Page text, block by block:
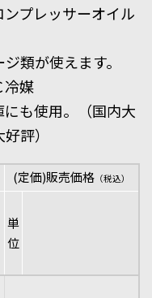
プレッサーオイル
類が使えます。
冷媒
にも使用。（国内大
評）
(定価)販売価格 （税込）
単
位